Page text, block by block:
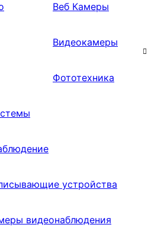
Веб Камеры
Видеокамеры
Фототехника
устройства
видеонаблюдения